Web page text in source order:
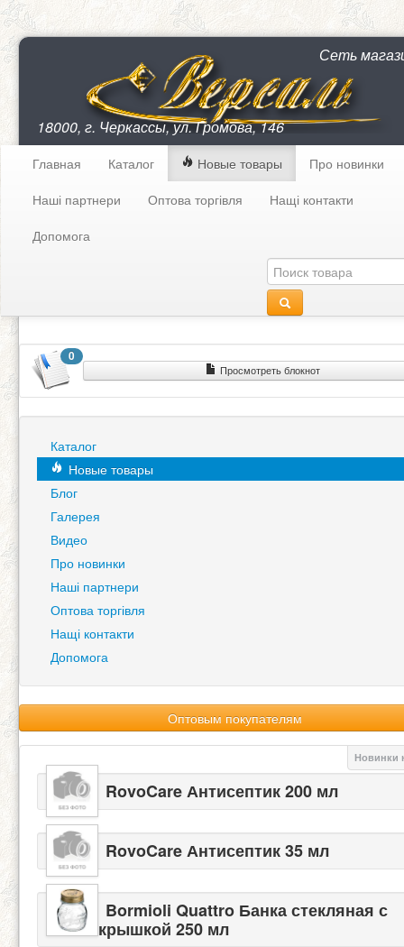
Сеть
18000, г. Черкассы, ул. Громова, 146
Главная Каталог Новые товары
Про новинки
Наші партнери
Оптова торгівля
Нащі контакти
Допомога
0
Просмотреть блокнот
Каталог
Новые товары
Блог
Галерея
Видео
Про новинки
Наші партнери
Оптова торгівля
Нащі контакти
Допомога
Оптовым покупателям
RovoCare Антисептик 200 мл
RovoCare Антисептик 35 мл
Bormioli Quattro Банка стекляная с
крышкой 250 мл
Новинки